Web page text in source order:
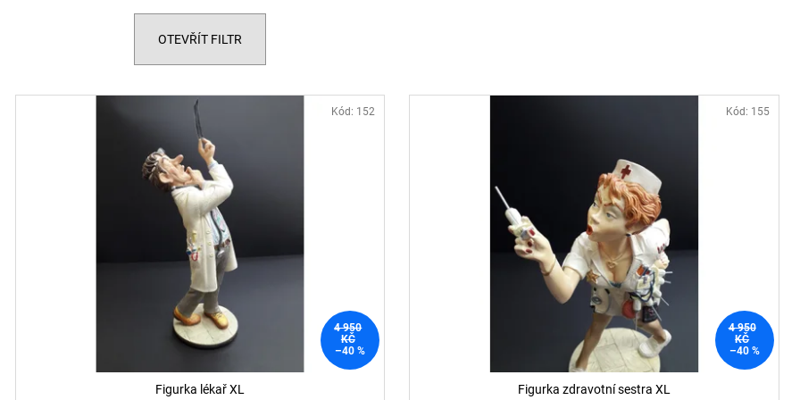
OTEVŘÍT FILTR
4 950
KČ
–40 %
Figurka lékař XL
Kód: 152
4 950
KČ
–40 %
Figurka zdravotní sestra XL
Kód: 155